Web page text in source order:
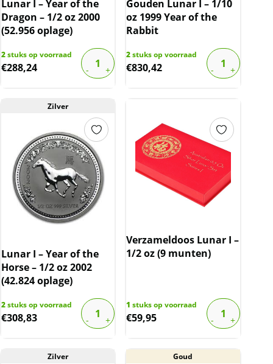
Lunar I – Year of the
Dragon – 1/2 oz 2000
(52.956 oplage)
2stuks op voorraad
€288,24
Gouden Lunar I – 1/10
oz 1999 Year of the
Rabbit
2stuks op voorraad
€830,42
Zilver
Lunar I – Year of the
Horse – 1/2 oz 2002
(42.824 oplage)
2stuks op voorraad
€308,83
Verzameldoos Lunar I –
1/2 oz (9 munten)
1 stuks op voorraad
€59,95
Zilver Goud